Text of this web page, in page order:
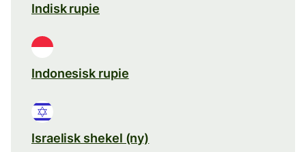
Indisk rupie
Indonesisk rupie
Israelisk shekel (ny)